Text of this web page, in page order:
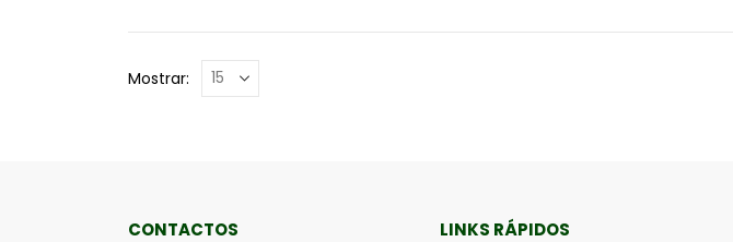
Mostrar:
CONTACTOS
LINKS RÁPIDOS